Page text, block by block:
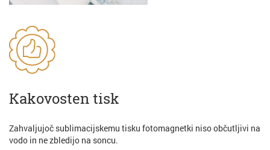
Kakovosten tisk
Zahvaljujoč sublimacijskemu tisku fotomagnetki niso občutljivi na
vodo in ne zbledijo na soncu.